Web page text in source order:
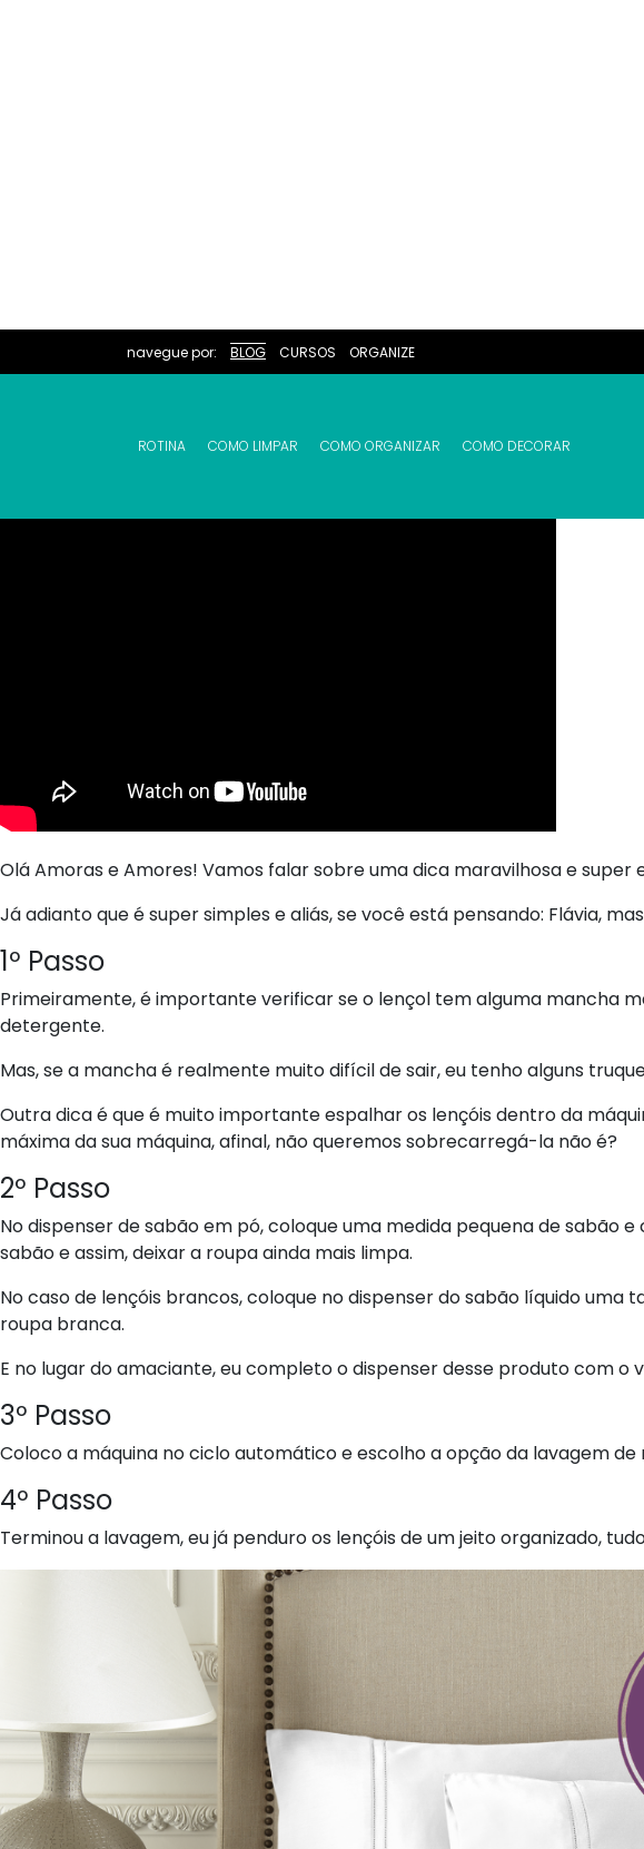
navegue por: BLOG CURSOS ORGANIZE
ROTINA COMO LIMPAR COMO ORGANIZAR COMO DECORAR
Olá Amoras e Amores! Vamos falar sobre uma dica maravilhosa e
Já adianto que é super simples e aliás, se você está pensando: Flávia,
1º Passo
Primeiramente, é importante verificar se o lençol tem alguma mancha
detergente.
Mas, se a mancha é realmente muito difícil de sair, eu tenho alguns
Outra dica é que é muito importante espalhar os lençóis dentro da
máxima da sua máquina, afinal, não queremos sobrecarregá-la não é?
2º Passo
No dispenser de sabão em pó, coloque uma medida pequena de
sabão e assim, deixar a roupa ainda mais limpa.
No caso de lençóis brancos, coloque no dispenser do sabão líquido
roupa branca.
E no lugar do amaciante, eu completo o dispenser desse produto com
3º Passo
Coloco a máquina no ciclo automático e escolho a opção da lavagem de
4º Passo
Terminou a lavagem, eu já penduro os lençóis de um jeito organizado,